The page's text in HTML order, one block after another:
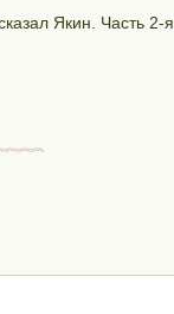
Якин. Часть 2-я